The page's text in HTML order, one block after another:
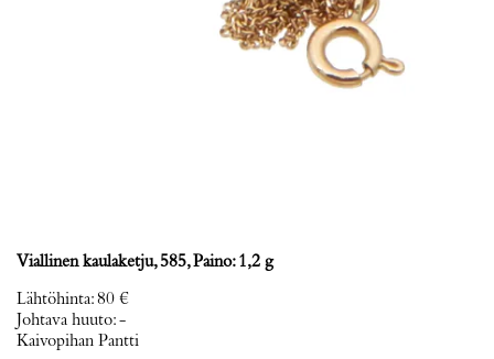
Viallinen kaulaketju, 585, Paino: 1,2 g
Lähtöhinta:80 €
Johtava huuto:-
Kaivopihan Pantti